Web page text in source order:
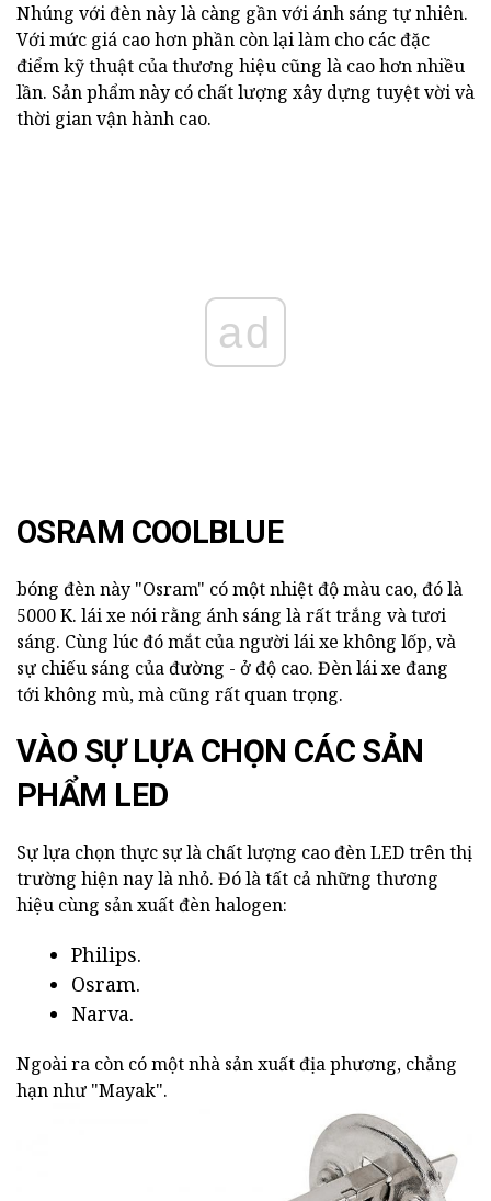
Nhúng với đèn này là càng gần với ánh sáng tự nhiên.
Với mức giá cao hơn phần còn lại làm cho các đặc
điểm kỹ thuật của thương hiệu cũng là cao hơn nhiều
lần. Sản phẩm này có chất lượng xây dựng tuyệt vời và
thời gian vận hành cao.
ad
OSRAM COOLBLUE
bóng đèn này "Osram" có một nhiệt độ màu cao, đó là
5000 K. lái xe nói rằng ánh sáng là rất trắng và tươi
sáng. Cùng lúc đó mắt của người lái xe không lốp, và
sự chiếu sáng của đường - ở độ cao. Đèn lái xe đang
tới không mù, mà cũng rất quan trọng.
VÀO SỰ LỰA CHỌN CÁC SẢN
PHẨM LED
Sự lựa chọn thực sự là chất lượng cao đèn LED trên thị
trường hiện nay là nhỏ. Đó là tất cả những thương
hiệu cùng sản xuất đèn halogen:
Philips.
Osram.
Narva.
Ngoài ra còn có một nhà sản xuất địa phương, chẳng
hạn như "Mayak".